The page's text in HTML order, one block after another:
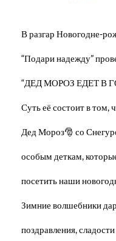
В разгар Новогодне-
“Подари надежду”
“ДЕД МОРОЗ ЕДЕТ В
Суть её состоит в том,
Дед Мороз🎅 со
особым деткам,
посетить наши
Зимние волшебники
поздравления,